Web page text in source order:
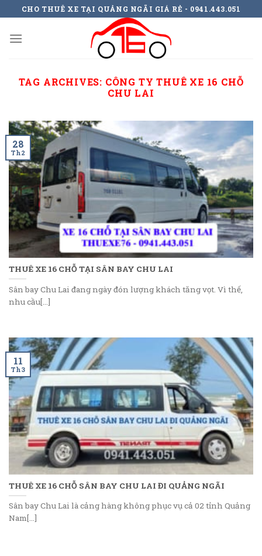
to
content
CHO THUÊ XE TẠI QUẢNG NGÃI GIÁ RẺ - 0941.443.051
TAG ARCHIVES: CÔNG TY THUÊ XE 16 CHỖ
CHU LAI
THUÊ XE 16 CHỖ TẠI SÂN BAY CHU LAI
Sân bay Chu Lai đang ngày đón lượng khách tăng vọt. Vì thế,
nhu cầu[...]
28
Th2
THUÊ XE 16 CHỖ SÂN BAY CHU LAI ĐI QUẢNG NGÃI
Sân bay Chu Lai là cảng hàng không phục vụ cả 02 tỉnh Quảng
Nam[...]
11
Th3